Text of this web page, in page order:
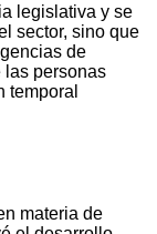
legislativa y se
sector, sino que
de
las personas
temporal
materia de